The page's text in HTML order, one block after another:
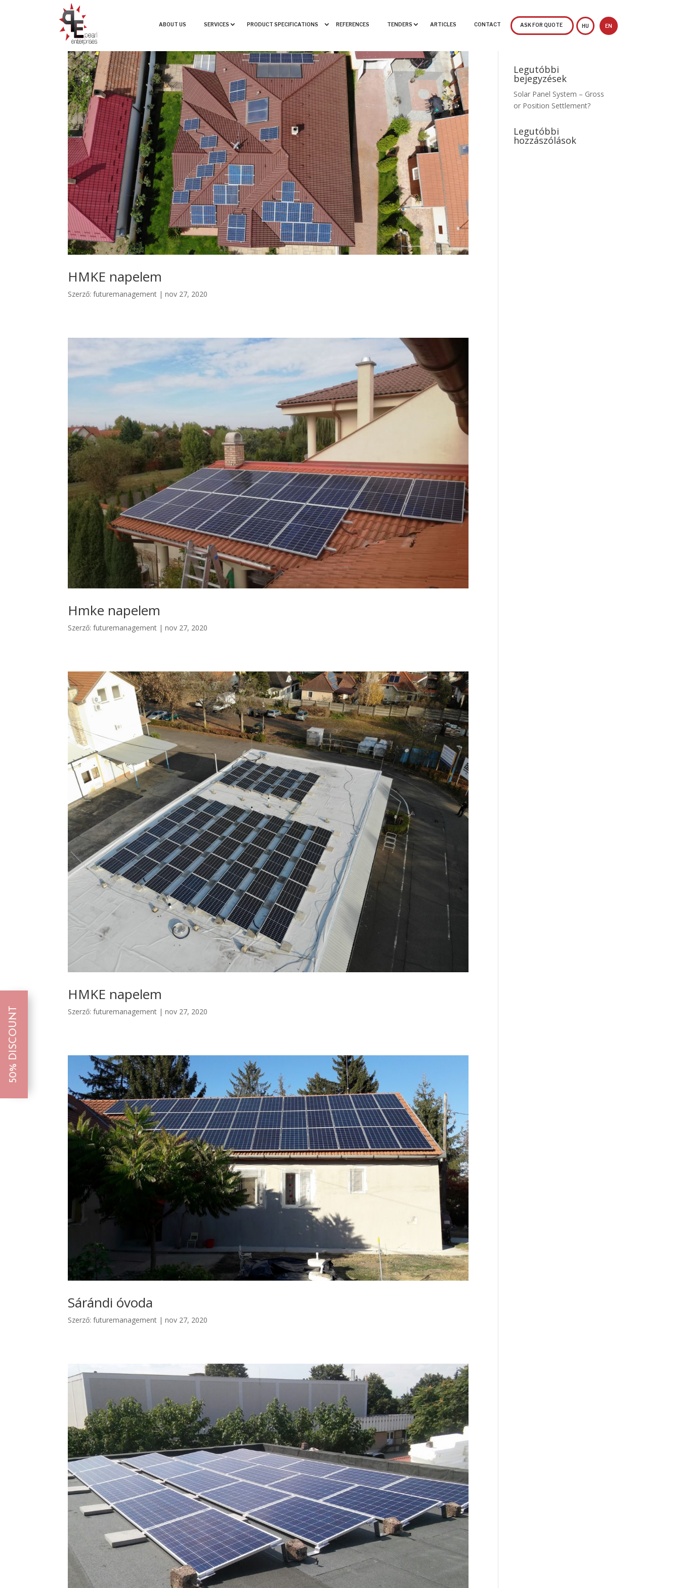
ABOUT US SERVICES PRODUCT SPECIFICATIONS REFERENCES TENDERS ARTICLES CONTACT ASK FOR QUOTE HU EN
HMKE napelem
Szerző:futuremanagement |nov 27, 2020
Hmke napelem
Szerző:futuremanagement |nov 27, 2020
HMKE napelem
Szerző:futuremanagement |nov 27, 2020
Sárándi óvoda
Szerző:futuremanagement |nov 27, 2020
Legutóbbi
bejegyzések
Solar Panel System – Gross
or Position Settlement?
Legutóbbi
hozzászólások
50% DISCOUNT